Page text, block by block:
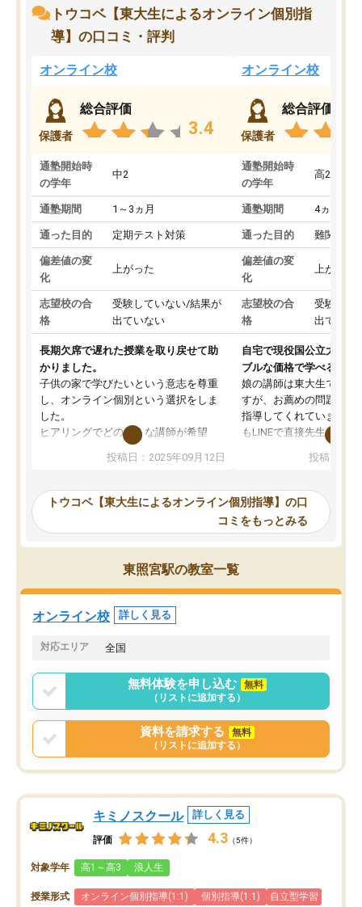
トウコベ【東大生によるオンライン個別指
導】の口コミ・評判
オンライン校
保護者
総合評価
3.4
通塾開始時
の学年
中2
通塾期間 1～3ヵ月
通った目的 定期テスト対策
偏差値の変
化
上がった
志望校の合
格
受験していない/結果が
出ていない
長期欠席で遅れた授業を取り戻せて助
かりました。
子供の家で学びたいという意志を尊重
し、オンライン個別という選択をしま
した。
ヒアリングでどのような講師が希望
か、オプションは付帯するかなど選ぶ
事が出来ました。
ーティングを行い、その講師で良いか
見てから講師を決定する事ができま
す。
うちの子は、初回面談の講師の方で決
オンラインツールを使用した単語帳の
共有があり宿題もそちらで出される形
でした。
言う事で講師変更の申し出があり、あ
まりに短期での変更だった為、塾に通
う事にして退会しました。遅れも取り
戻せ、授業内容や講師の方は良かった
と思います。
投稿日：2025年09月12日
オンライン校
保護者
総合評価
通塾開始時
の学年
高2
通塾期間 4ヵ月～1
通った目的 難関私立
偏差値の変
化
上がった
志望校の合
格
受験して
出ていな
自宅で現役国公立大学生
ブルな価格で学べる
娘の講師は東大生では無
すが、お薦めの問題集や
指導してくれています。
もLINEで直接先生に質問
めれるので、個人に合
いなのがあり(有料)、受
ことをどんなスケジュー
くか相談したのですが、
ち期待したものではなく
くなってきたようなので
投稿日：
トウコベ【東大生によるオンライン個別指導】の口
コミをもっとみる
東照宮駅の教室一覧
オンライン校 詳しく見る
対応エリア 全国
無料体験を申し込む
無料
（リストに追加する）
資料を請求する
無料
（リストに追加する）
キミノスクール 詳しく見る
評価 4.3 （5件）
対象学年 高1～高3 浪人生
授業形式 オンライン個別指導(1:1) 個別指導(1:1) 自立型学習